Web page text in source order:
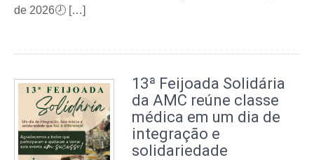
de 2026🕗 […]
13ª Feijoada Solidária
da AMC reúne classe
médica em um dia de
integração e
solidariedade